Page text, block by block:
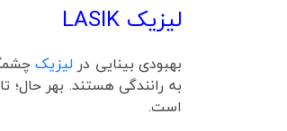
لیزیک LASIK
بهبودی بینایی درلیزیک
به رانندگی هستند. بهر حال؛
است.